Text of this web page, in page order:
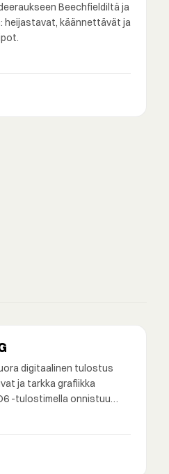
Beechfieldiltä ja
heijastavat, käännettävät ja
digitaalinen tulostus
ja tarkka grafiikka
-tulostimella onnistuu…